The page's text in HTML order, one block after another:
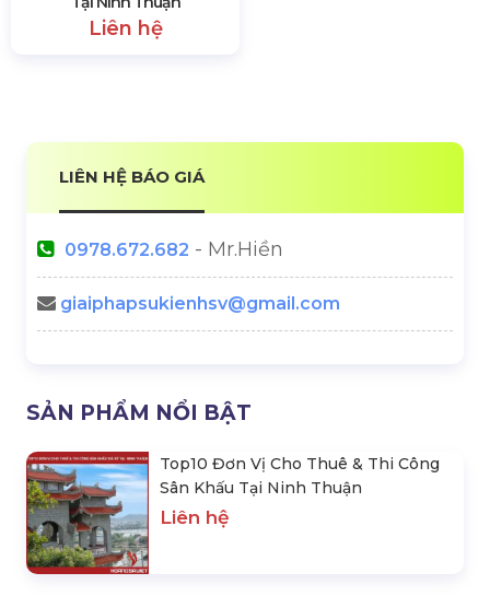
Thuê Màn Hình Led Giá Rẻ
Tại Ninh Thuận
Liên hệ
0978.672.682- Mr.Hiền
giaiphapsukienhsv@gmail.com
SẢN PHẨM NỔI BẬT